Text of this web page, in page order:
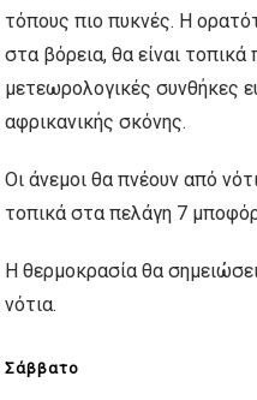
τόπους πιο πυκνές. Η
στα βόρεια, θα είναι τοπικά
μετεωρολογικές συνθήκες
αφρικανικής σκόνης.
Οι άνεμοι θα πνέουν από
τοπικά στα πελάγη 7
Η θερμοκρασία θα
νότια.
Σάββατο